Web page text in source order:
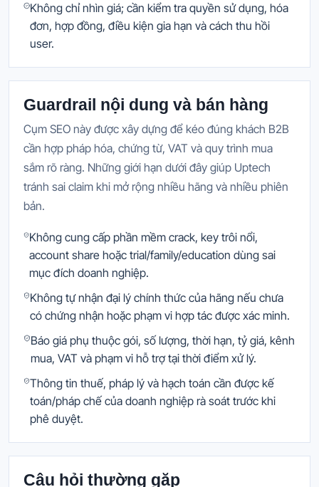
Không chỉ nhìn giá; cần kiểm tra quyền sử dụng, hóa
đơn, hợp đồng, điều kiện gia hạn và cách thu hồi
user.
Guardrail nội dung và bán hàng
Cụm SEO này được xây dựng để kéo đúng khách B2B
cần hợp pháp hóa, chứng từ, VAT và quy trình mua
sắm rõ ràng. Những giới hạn dưới đây giúp Uptech
tránh sai claim khi mở rộng nhiều hãng và nhiều phiên
bản.
Không cung cấp phần mềm crack, key trôi nổi,
account share hoặc trial/family/education dùng sai
mục đích doanh nghiệp.
Không tự nhận đại lý chính thức của hãng nếu chưa
có chứng nhận hoặc phạm vi hợp tác được xác minh.
Báo giá phụ thuộc gói, số lượng, thời hạn, tỷ giá, kênh
mua, VAT và phạm vi hỗ trợ tại thời điểm xử lý.
Thông tin thuế, pháp lý và hạch toán cần được kế
toán/pháp chế của doanh nghiệp rà soát trước khi
phê duyệt.
Câu hỏi thường gặp